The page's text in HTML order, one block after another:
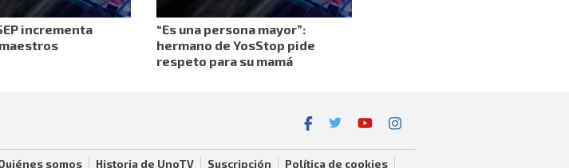
incrementa
“Es una persona mayor”:
hermano de YosStop pide
respeto para su mamá
somos Historia de UnoTV Suscripción Política de cookies